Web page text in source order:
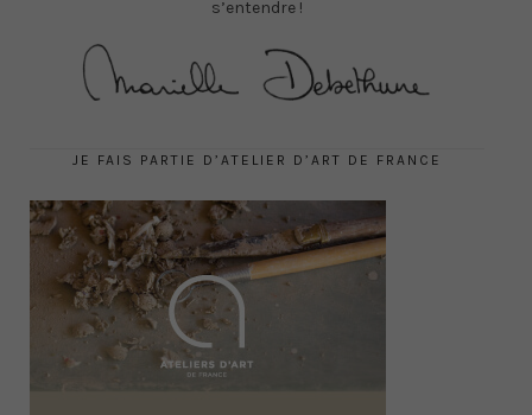
s’entendre !
JE FAIS PARTIE D’ATELIER D’ART DE FRANCE